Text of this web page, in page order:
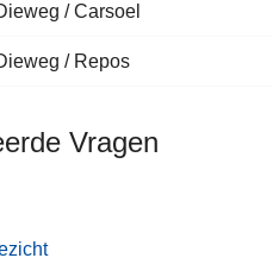
/ Carsoel
/ Repos
Vragen